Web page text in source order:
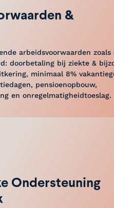
&
arbeidsvoorwaarden zoals
doorbetaling bij ziekte &
minimaal 8%
pensioenopbouw,
en onregelmatigheidtoeslag.
Ondersteuning